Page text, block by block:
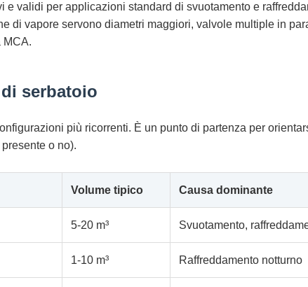
e validi per applicazioni standard di svuotamento e
di vapore servono diametri maggiori, valvole multiple in
MCA.
serbatoio
più ricorrenti. È un punto di partenza per
o no).
Volume tipico Causa dominante
5-20 m³ Svuotamento,
1-10 m³ Raffreddamento notturno